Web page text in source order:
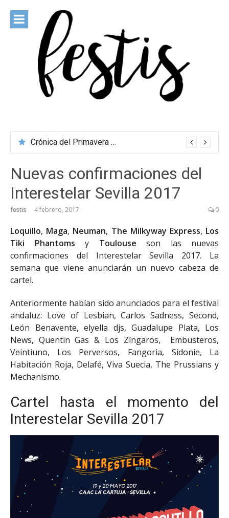
contenido
Crónica del Primavera Sound Porto 2026
Nuevas confirmaciones del
Interestelar Sevilla 2017
festis 4 febrero, 2017 0
Loquillo, Maga, Neuman, The Milkyway Express, Los
Tiki Phantoms y Toulouse son las nuevas
confirmaciones del Interestelar Sevilla 2017. La
semana que viene anunciarán un nuevo cabeza de
cartel.
Anteriormente habían sido anunciados para el festival
andaluz: Love of Lesbian, Carlos Sadness, Second,
León Benavente, elyella djs, Guadalupe Plata, Los
News, Quentin Gas & Los Zíngaros, Embusteros,
Veintiuno, Los Perversos, Fangoria, Sidonie, La
Habitación Roja, Delafé, Viva Suecia, The Prussians y
Mechanismo.
Cartel hasta el momento del
Interestelar Sevilla 2017